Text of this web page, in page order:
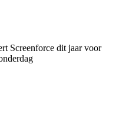
Screenforce dit jaar voor